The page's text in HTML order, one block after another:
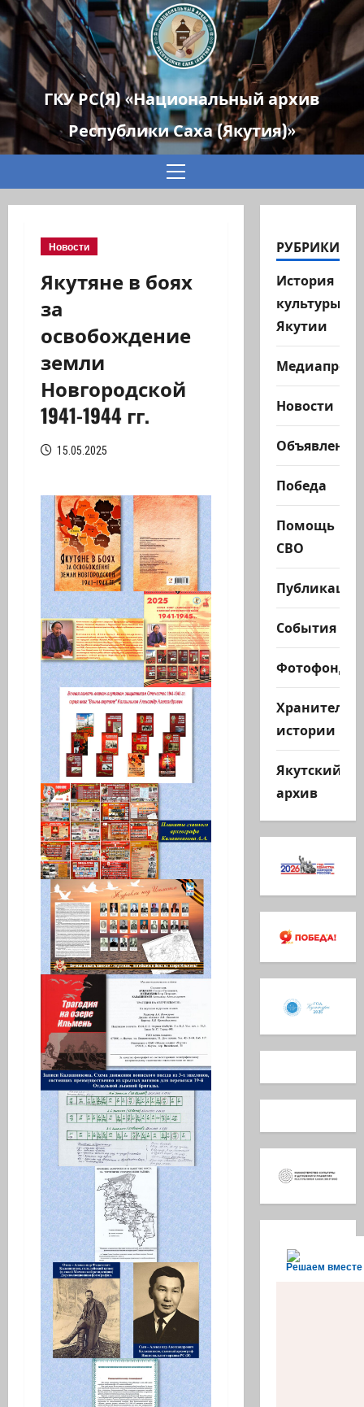
ГКУ РС(Я) «Национальный архив
Республики Саха (Якутия)»
Основное
Новости
Якутяне в боях
за
освобождение
земли
Новгородской
1941-1944 гг.
15.05.2025
РУБРИКИ
История
культуры
Якутии
Новости
Объявления
Победа
Помощь
СВО
Публикации
События
Фотофонд
Хранители
истории
Якутский
архив
Решаем вместе